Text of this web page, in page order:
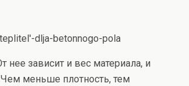
нее зависит и вес материала, и
Чем меньше плотность, тем